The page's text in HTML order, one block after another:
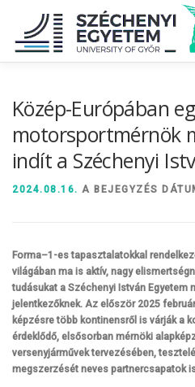
tartalomhoz
DIPLOMAÁTADÓ
Közép-Európában
motorsportmérnök
indít a Széchenyi
2024.08.16. A BEJEGYZÉS
Forma–1-es tapasztalatokkal
világában ma is aktív, nagy
tudásukat a Széchenyi István
jelentkezőknek. Az először 2025
képzésre több kontinensről is várják a
érdeklődő, elsősorban mérnöki
versenyjárművek tervezésében,
megszerzését neves partnercsapatok